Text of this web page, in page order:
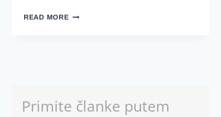
READ MOREKAKVU
Primite članke putem